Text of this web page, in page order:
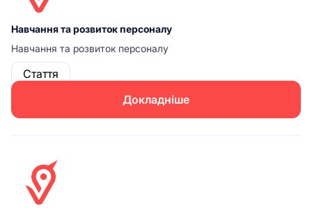
Навчання та розвиток персоналу
Навчання та розвиток персоналу
Стаття
Докладніше